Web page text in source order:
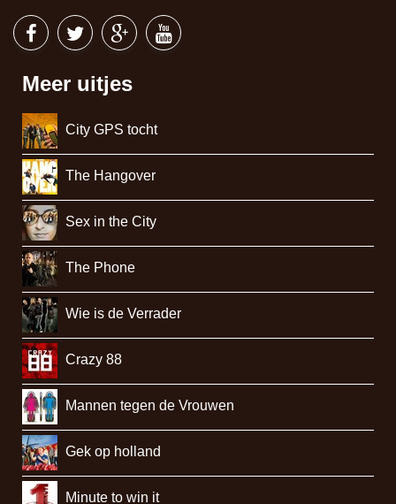
Meer uitjes
City GPS tocht
The Hangover
Sex in the City
The Phone
Wie is de Verrader
Crazy 88
Mannen tegen de Vrouwen
Gek op holland
Minute to win it